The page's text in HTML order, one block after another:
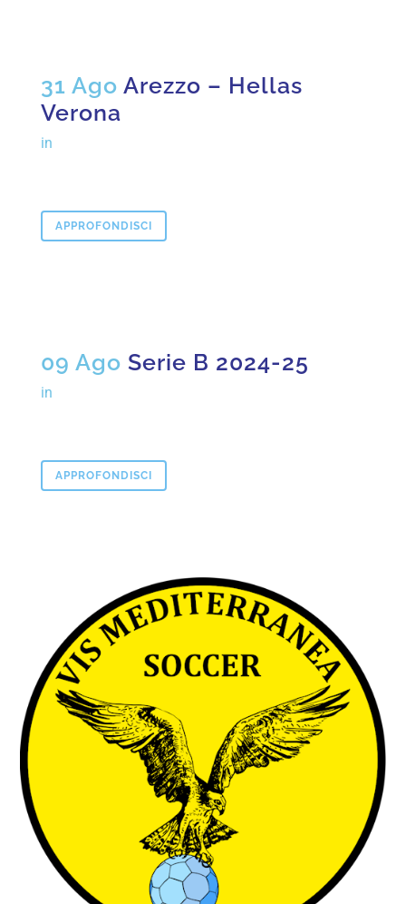
31 Ago Arezzo – Hellas
Verona
in
APPROFONDISCI
09 Ago Serie B 2024-25
in
APPROFONDISCI